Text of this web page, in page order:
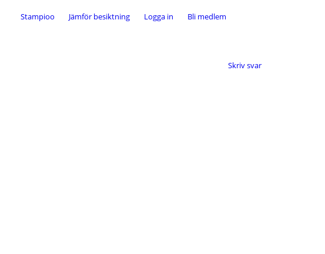
Stampioo Jämför besiktning Logga in Bli medlem
Skriv svar